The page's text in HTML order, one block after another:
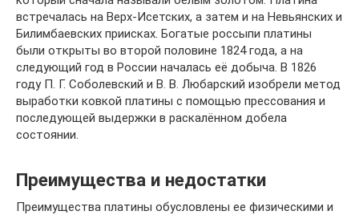
встречалась на Верх-Исетских, а затем и на Невьянских и
Билимбаевских приисках. Богатые россыпи платины
были открыты во второй половине 1824 года, а на
следующий год в России началась её добыча. В 1826
году П. Г. Соболевский и В. В. Любарский изобрели метод
выработки ковкой платины с помощью прессования и
последующей выдержки в раскалённом добела
состоянии.
Преимущества и недостатки
Преимущества платины обусловлены ее физическими и